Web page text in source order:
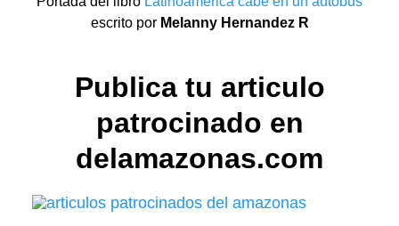
escrito por Melanny Hernandez R
Publica tu articulo
patrocinado en
delamazonas.com